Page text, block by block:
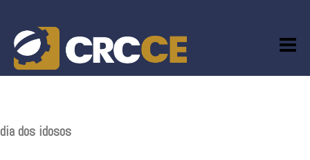
content
dia dos idosos